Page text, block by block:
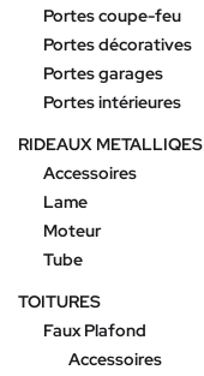
Portes coupe-feu
Portes décoratives
Portes garages
Portes intérieures
RIDEAUX METALLIQES
Accessoires
Lame
Moteur
Tube
TOITURES
Faux Plafond
Accessoires